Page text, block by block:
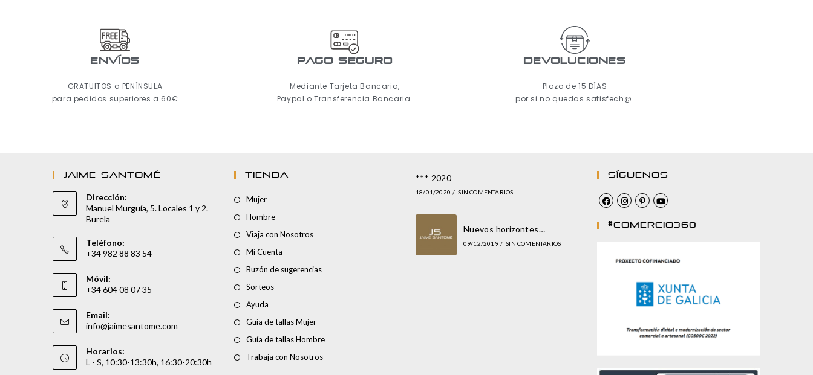
ENVÍOS
GRATUITOS a PENÍNSULA
para pedidos superiores a 60€
pago seguro
Mediante Tarjeta Bancaria,
Paypal o Transferencia Bancaria.
Devoluciones
Plazo de 15 DÍAS
por si no quedas satisfech@.
JAIME SANTOMÉ
Dirección:
Manuel Murguía, 5. Locales 1 y 2.
Burela
Teléfono:
+34 982 88 83 54
Móvil:
+34 604 08 07 35
Email:
info@jaimesantome.com
Horarios:
L - S, 10:30-13:30h, 16:30-20:30h
TIENDA
Mujer
Hombre
Viaja con Nosotros
Mi Cuenta
Buzón de sugerencias
Sorteos
Ayuda
Guía de tallas Mujer
Guía de tallas Hombre
Trabaja con Nosotros
*** 2020
18/01/2020 / SIN COMENTARIOS
Nuevos horizontes…
09/12/2019 / SIN COMENTARIOS
Síguenos
#comercio360